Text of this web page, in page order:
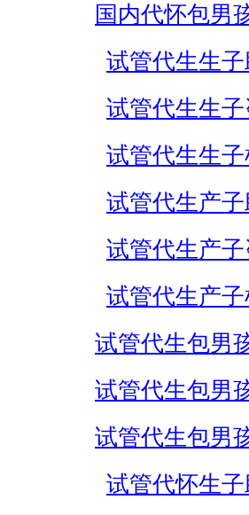
国内代怀包男
试管代生生
试管代生生子
试管代生生子
试管代生产
试管代生产子
试管代生产子
试管代生包男
试管代生包男
试管代生包男
试管代怀生